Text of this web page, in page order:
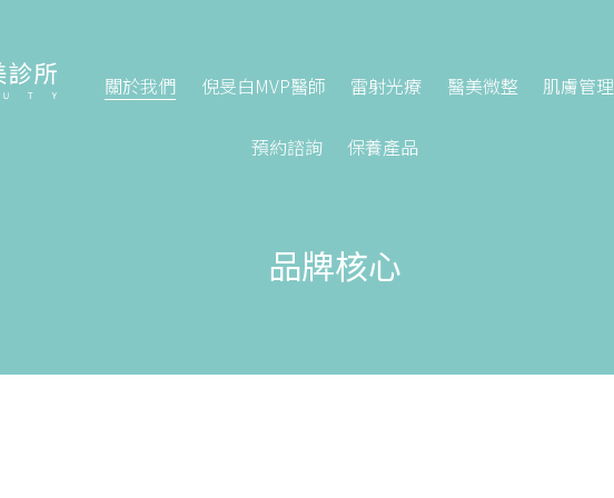
關於我們 倪旻白MVP醫師 雷射光療 醫美微整 肌膚管理
預約諮詢 保養產品
品牌核心